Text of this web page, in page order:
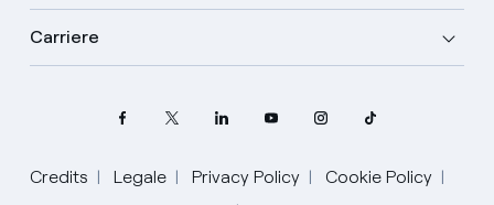
Carriere
Credits Legale Privacy Policy
Cookie Policy